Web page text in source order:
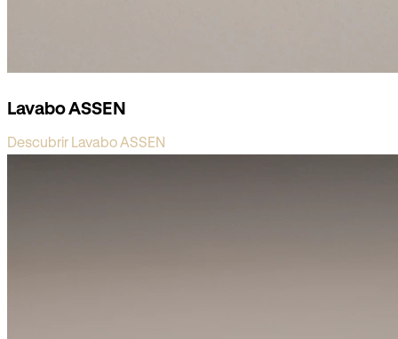
Lavabo ASSEN
Descubrir Lavabo ASSEN